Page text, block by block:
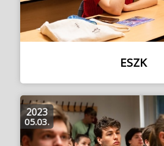
ESZK
2023
05.03.